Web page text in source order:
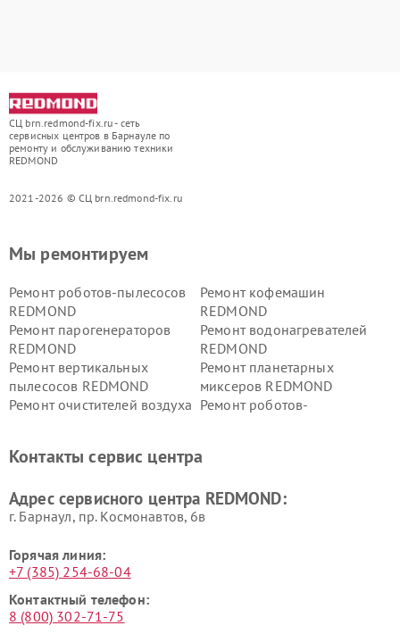
СЦ brn.redmond-fix.ru - сеть
сервисных центров в Барнауле по
ремонту и обслуживанию техники
REDMOND
2021-2026 © СЦ brn.redmond-fix.ru
Мы ремонтируем
Ремонт роботов-пылесосов
REDMOND
Ремонт кофемашин
REDMOND
Ремонт парогенераторов
REDMOND
Ремонт водонагревателей
REDMOND
Ремонт вертикальных
пылесосов REDMOND
Ремонт планетарных
миксеров REDMOND
Ремонт очистителей воздуха Ремонт роботов-
Контакты сервис центра
Адрес сервисного центра REDMOND:
г. Барнаул, ​пр. Космонавтов, 6в
Горячая линия:
+7 (385) 254-68-04
Контактный телефон:
8 (800) 302-71-75